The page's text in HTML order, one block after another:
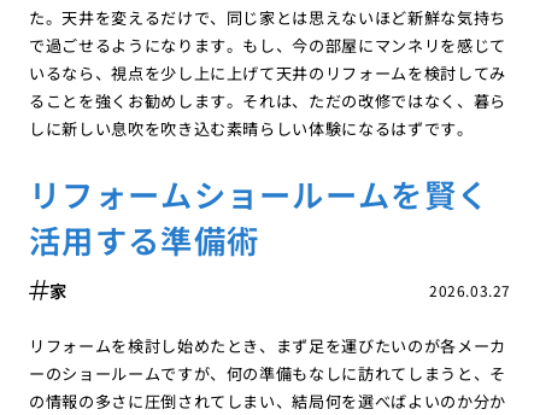
た。天井を変えるだけで、同じ家とは思えないほど新鮮な気持ち
で過ごせるようになります。もし、今の部屋にマンネリを感じて
いるなら、視点を少し上に上げて天井のリフォームを検討してみ
ることを強くお勧めします。それは、ただの改修ではなく、暮ら
しに新しい息吹を吹き込む素晴らしい体験になるはずです。
リフォームショールームを賢く
活用する準備術
2026.03.27
家
リフォームを検討し始めたとき、まず足を運びたいのが各メーカ
ーのショールームですが、何の準備もなしに訪れてしまうと、そ
の情報の多さに圧倒されてしまい、結局何を選べばよいのか分か